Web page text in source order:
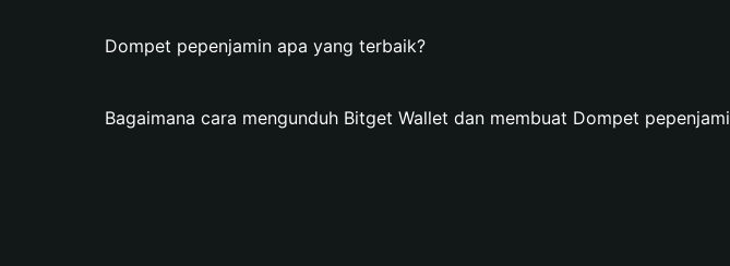
Dompet pepenjamin apa yang terbaik?
Bagaimana cara mengunduh Bitget Wallet dan membuat Dompet